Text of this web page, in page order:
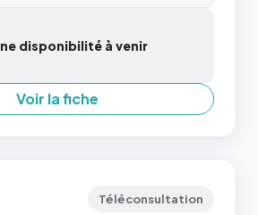
disponibilité à venir
Voir la fiche
Téléconsultation